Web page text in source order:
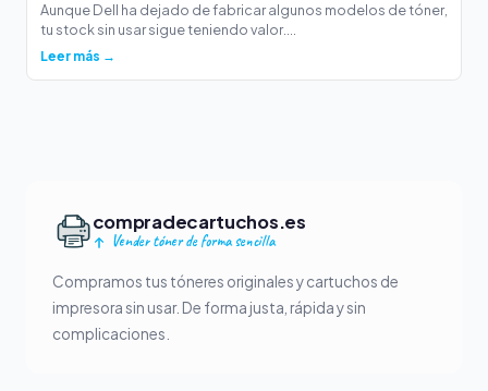
Aunque Dell ha dejado de fabricar algunos modelos de tóner,
tu stock sin usar sigue teniendo valor....
Leer más →
compradecartuchos.es
Vender tóner de forma sencilla
Compramos tus tóneres originales y cartuchos de
impresora sin usar. De forma justa, rápida y sin
complicaciones.